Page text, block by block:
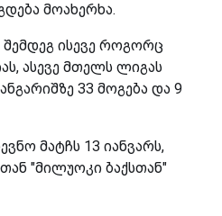
მოახერხა.
ისევე როგორც
ასევე მთელს ლიგას
33 მოგება და 9
მატჩს 13 იანვარს,
"მილუოკი ბაქსთან"